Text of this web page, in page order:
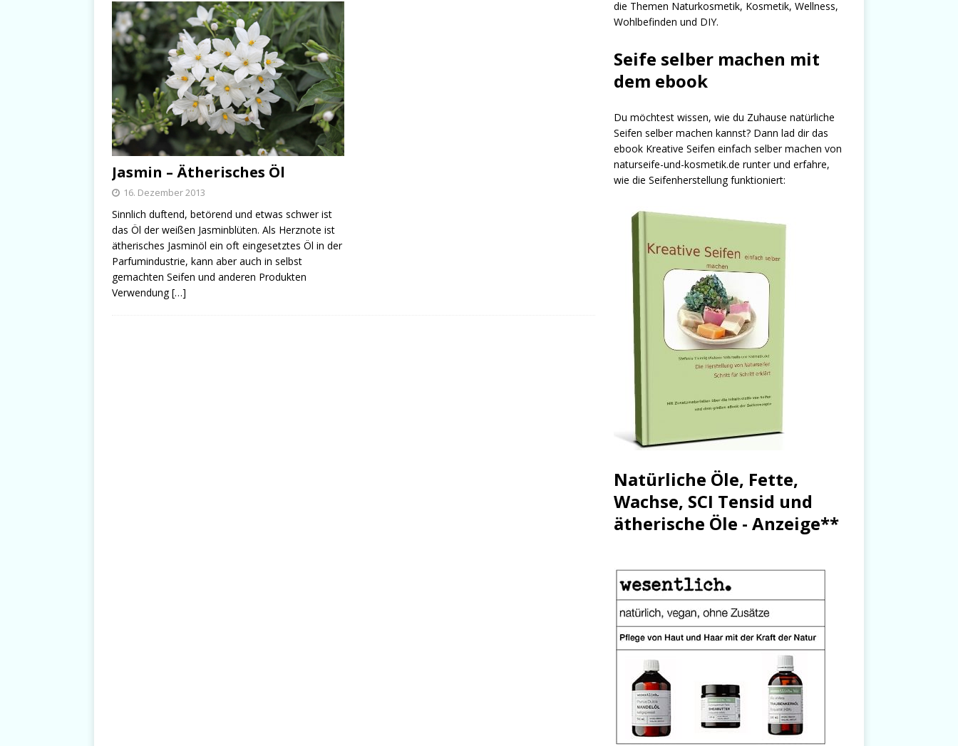
Jasmin – Ätherisches Öl
16. Dezember 2013
Sinnlich duftend, betörend und etwas schwer ist
das Öl der weißen Jasminblüten. Als Herznote ist
ätherisches Jasminöl ein oft eingesetztes Öl in der
Parfumindustrie, kann aber auch in selbst
gemachten Seifen und anderen Produkten
Verwendung[…]
die Themen Naturkosmetik, Kosmetik, Wellness,
Wohlbefinden und DIY.
Seife selber machen mit
dem ebook
Du möchtest wissen, wie du Zuhause natürliche
Seifen selber machen kannst? Dann lad dir das
ebook Kreative Seifen einfach selber machen von
naturseife-und-kosmetik.de runter und erfahre,
wie die Seifenherstellung funktioniert:
Natürliche Öle, Fette,
Wachse, SCI Tensid und
ätherische Öle - Anzeige**